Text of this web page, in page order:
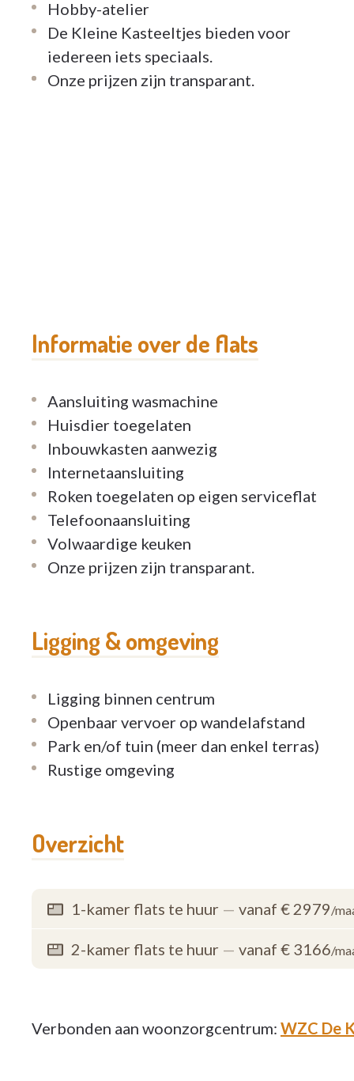
Hobby-atelier
De Kleine Kasteeltjes bieden voor
iedereen iets speciaals.
Onze prijzen zijn transparant.
Informatie over de flats
Aansluiting wasmachine
Huisdier toegelaten
Inbouwkasten aanwezig
Internetaansluiting
Roken toegelaten op eigen serviceflat
Telefoonaansluiting
Volwaardige keuken
Onze prijzen zijn transparant.
Ligging & omgeving
Ligging binnen centrum
Openbaar vervoer op wandelafstand
Park en/of tuin (meer dan enkel terras)
Rustige omgeving
Overzicht
1-kamer flats te huur — vanaf € 2979/
2-kamer flats te huur — vanaf € 3166/
Verbonden aan woonzorgcentrum: WZC De